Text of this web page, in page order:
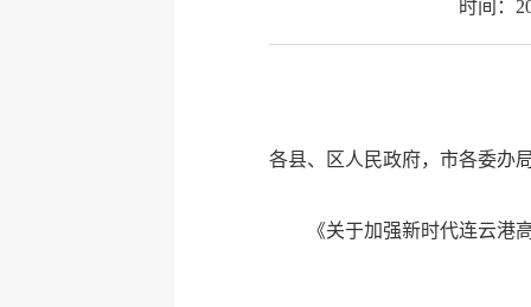
时间：
各县、区人民政府，市各委办
《关于加强新时代连云港